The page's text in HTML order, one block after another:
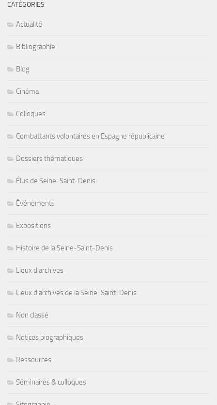
CATÉGORIES
Actualité
Bibliographie
Blog
Cinéma
Colloques
Combattants volontaires en Espagne républicaine
Dossiers thématiques
Élus de Seine-Saint-Denis
Événements
Expositions
Histoire de la Seine-Saint-Denis
Lieux d'archives
Lieux d’archives de la Seine-Saint-Denis
Non classé
Notices biographiques
Ressources
Séminaires & colloques